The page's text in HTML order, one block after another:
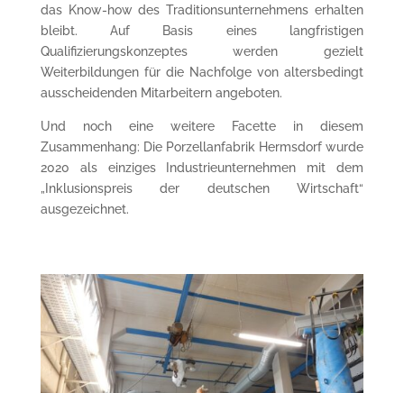
das Know-how des Traditionsunternehmens erhalten
bleibt. Auf Basis eines langfristigen
Qualifizierungskonzeptes werden gezielt
Weiterbildungen für die Nachfolge von altersbedingt
ausscheidenden Mitarbeitern angeboten.
Und noch eine weitere Facette in diesem
Zusammenhang: Die Porzellanfabrik Hermsdorf wurde
2020 als einziges Industrieunternehmen mit dem
„Inklusionspreis der deutschen Wirtschaft“
ausgezeichnet.